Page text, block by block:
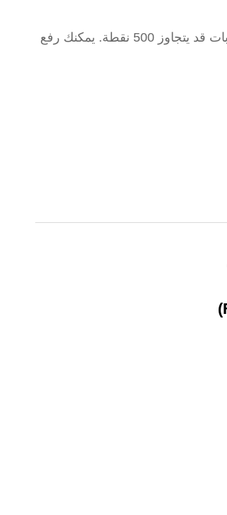
يقيس نظام CRS قوتك التنافسية. الحد الأعلى في بعض السحوبات قد يتجاوز 500 نقطة. يمكنك رفع